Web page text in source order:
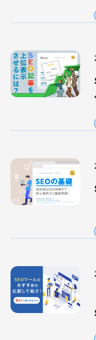
オウンド
サイト改
フレーム
メルマガ
調査レポ